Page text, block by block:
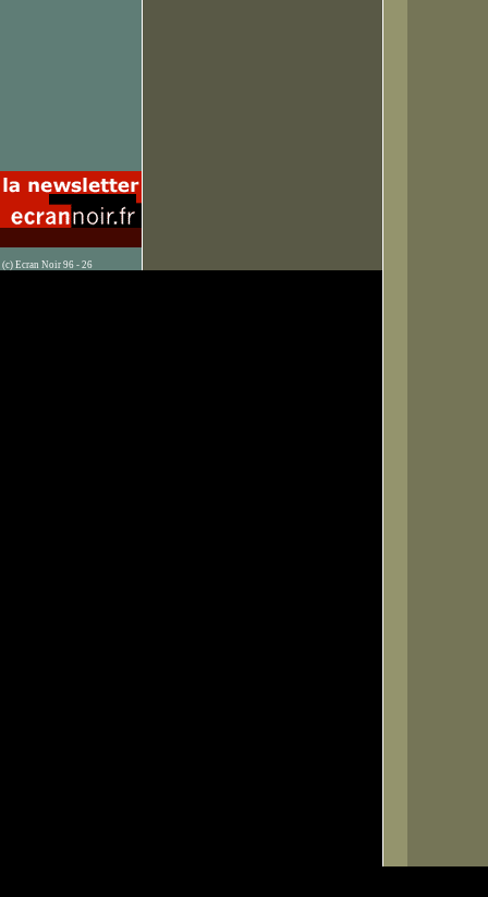
(c) Ecran Noir 96 - 26